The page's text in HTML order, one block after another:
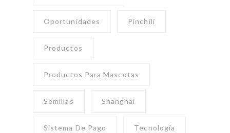
Oportunidades Pinchili
Productos
Productos Para Mascotas
Semillas Shanghai
Sistema De Pago Tecnología